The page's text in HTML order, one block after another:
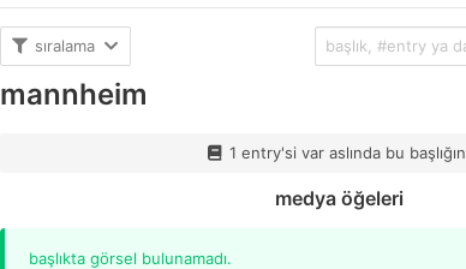
sıralama
mannheim
1 entry'si var aslında bu başlığın
medya öğeleri
başlıkta görsel bulunamadı.